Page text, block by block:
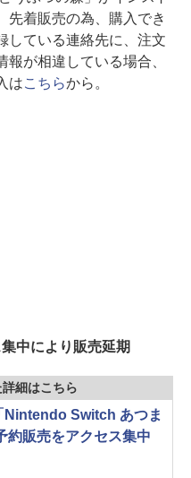
先着販売の為、購入でき
している連絡先に、注文
が相違している場合、
はこちらから。
中により販売延期
細はこちら
Nintendo Switch あつま
約販売をアクセス集中